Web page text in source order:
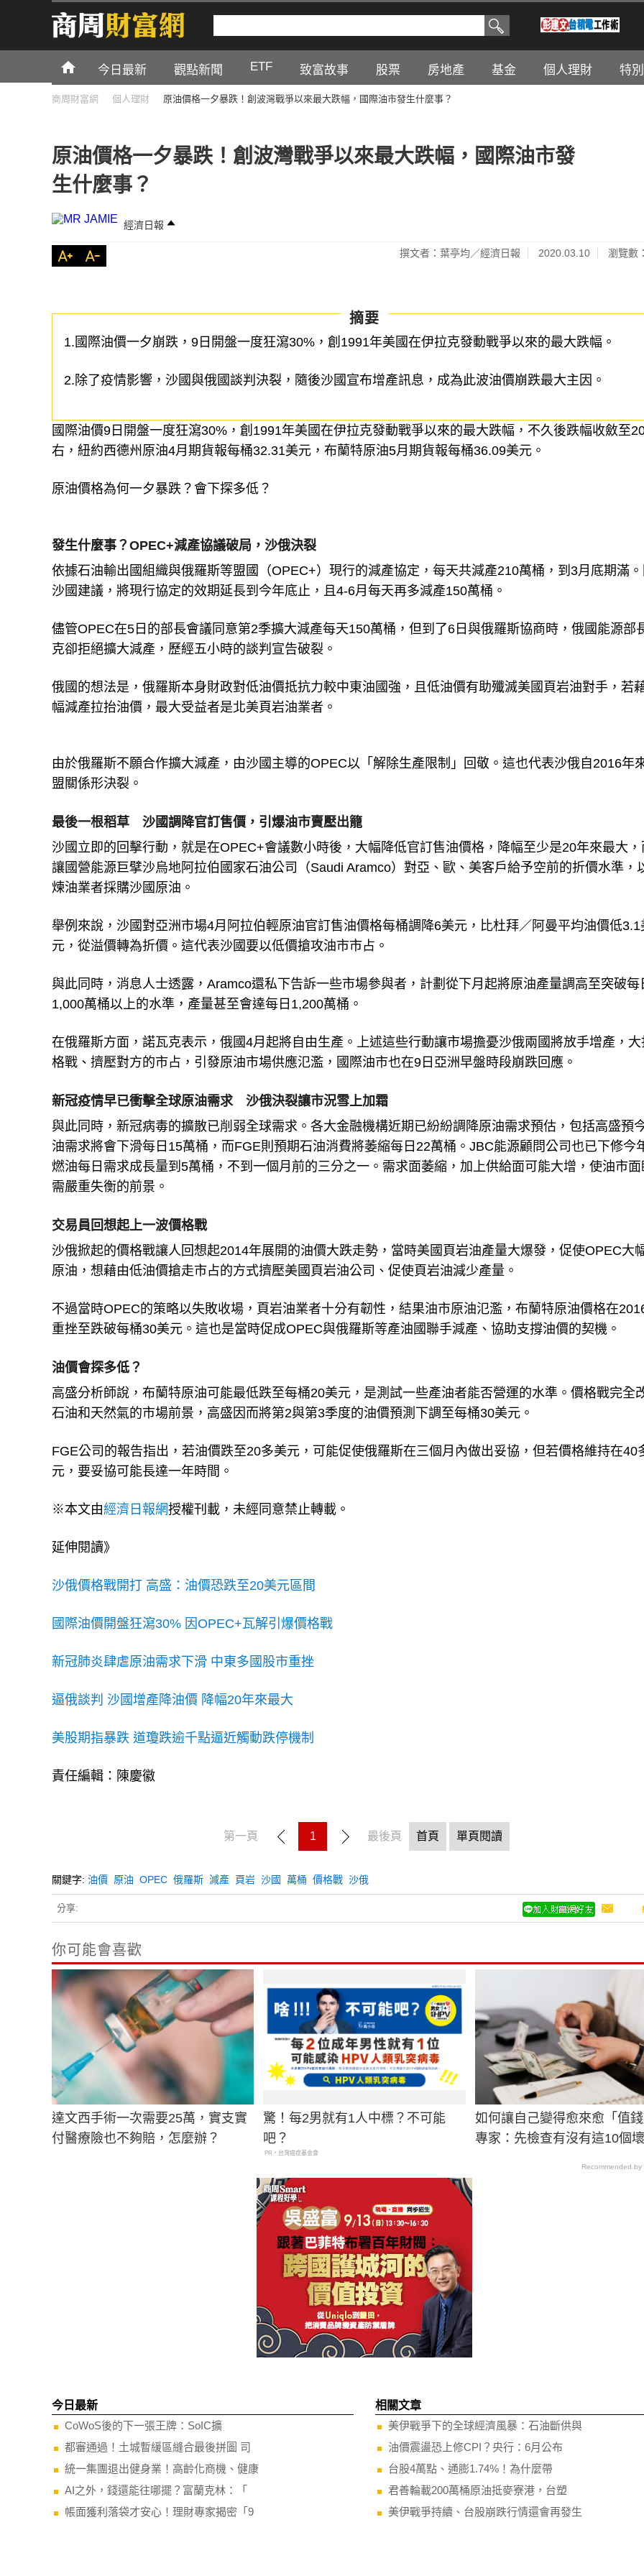
今日最新 觀點新聞 ETF 致富故事 股票 房地產 基金 個人理財 特
商周財富網 個人理財 原油價格一夕暴跌！創波灣戰爭以來最大跌幅，國際油市發生什麼事？
原油價格一夕暴跌！創波灣戰爭以來最大跌幅，國際油市發
生什麼事？
經濟日報
撰文者：葉亭均／經濟日報 2020.03.10 瀏覽數
摘要
1.國際油價一夕崩跌，9日開盤一度狂瀉30%，創1991年美國在伊拉克發動戰爭以來的最大跌幅。
2.除了疫情影響，沙國與俄國談判決裂，隨後沙國宣布增產訊息，成為此波油價崩跌最大主因。
國際油價9日開盤一度狂瀉30%，創1991年美國在伊拉克發動戰爭以來的最大跌幅，不久後跌幅收斂至
右，紐約西德州原油4月期貨報每桶32.31美元，布蘭特原油5月期貨報每桶36.09美元。
原油價格為何一夕暴跌？會下探多低？
發生什麼事？OPEC+減產協議破局，沙俄決裂
依據石油輸出國組織與俄羅斯等盟國（OPEC+）現行的減產協定，每天共減產210萬桶，到3月底期滿
沙國建議，將現行協定的效期延長到今年底止，且4-6月每天再多減產150萬桶。
儘管OPEC在5日的部長會議同意第2季擴大減產每天150萬桶，但到了6日與俄羅斯協商時，俄國能源部
克卻拒絕擴大減產，歷經五小時的談判宣告破裂。
俄國的想法是，俄羅斯本身財政對低油價抵抗力較中東油國強，且低油價有助殲滅美國頁岩油對手，若
幅減產拉抬油價，最大受益者是北美頁岩油業者。
由於俄羅斯不願合作擴大減產，由沙國主導的OPEC以「解除生產限制」回敬。這也代表沙俄自2016年
盟關係形決裂。
最後一根稻草 沙國調降官訂售價，引爆油市賣壓出籠
沙國立即的回擊行動，就是在OPEC+會議數小時後，大幅降低官訂售油價格，降幅至少是20年來最大，
讓國營能源巨擘沙烏地阿拉伯國家石油公司（Saudi Aramco）對亞、歐、美客戶給予空前的折價水準，
煉油業者採購沙國原油。
舉例來說，沙國對亞洲市場4月阿拉伯輕原油官訂售油價格每桶調降6美元，比杜拜／阿曼平均油價低3.1
元，從溢價轉為折價。這代表沙國要以低價搶攻油市市占。
與此同時，消息人士透露，Aramco還私下告訴一些市場參與者，計劃從下月起將原油產量調高至突破每
1,000萬桶以上的水準，產量甚至會達每日1,200萬桶。
在俄羅斯方面，諾瓦克表示，俄國4月起將自由生產。上述這些行動讓市場擔憂沙俄兩國將放手增產，大
格戰、擠壓對方的市占，引發原油市場供應氾濫，國際油市也在9日亞洲早盤時段崩跌回應。
新冠疫情早已衝擊全球原油需求 沙俄決裂讓市況雪上加霜
與此同時，新冠病毒的擴散已削弱全球需求。各大金融機構近期已紛紛調降原油需求預估，包括高盛預
油需求將會下滑每日15萬桶，而FGE則預期石油消費將萎縮每日22萬桶。JBC能源顧問公司也已下修今
燃油每日需求成長量到5萬桶，不到一個月前的三分之一。需求面萎縮，加上供給面可能大增，使油市面
需嚴重失衡的前景。
交易員回想起上一波價格戰
沙俄掀起的價格戰讓人回想起2014年展開的油價大跌走勢，當時美國頁岩油產量大爆發，促使OPEC大
原油，想藉由低油價搶走市占的方式擠壓美國頁岩油公司、促使頁岩油減少產量。
不過當時OPEC的策略以失敗收場，頁岩油業者十分有韌性，結果油市原油氾濫，布蘭特原油價格在
重挫至跌破每桶30美元。這也是當時促成OPEC與俄羅斯等產油國聯手減產、協助支撐油價的契機。
油價會探多低？
高盛分析師說，布蘭特原油可能最低跌至每桶20美元，是測試一些產油者能否營運的水準。價格戰完全
石油和天然氣的市場前景，高盛因而將第2與第3季度的油價預測下調至每桶30美元。
FGE公司的報告指出，若油價跌至20多美元，可能促使俄羅斯在三個月內做出妥協，但若價格維持在40
元，要妥協可能長達一年時間。
※本文由經濟日報網授權刊載，未經同意禁止轉載。
延伸閱讀》
沙俄價格戰開打 高盛：油價恐跌至20美元區間
國際油價開盤狂瀉30% 因OPEC+瓦解引爆價格戰
新冠肺炎肆虐原油需求下滑 中東多國股市重挫
逼俄談判 沙國增產降油價 降幅20年來最大
美股期指暴跌 道瓊跌逾千點逼近觸動跌停機制
責任編輯：陳慶徽
第一頁 1 最後頁 首頁 單頁閱讀
關鍵字: 油價 原油 OPEC 俄羅斯 減產 頁岩 沙國 萬桶 價格戰 沙俄
分享:
你可能會喜歡
達文西手術一次需要25萬，實支實
付醫療險也不夠賠，怎麼辦？
驚！每2男就有1人中標？不可能
吧？
PR・台灣癌症基金會
如何讓自己變得愈來愈「值
專家：先檢查有沒有這10個
Recommended by
今日最新
CoWoS後的下一張王牌：SoIC擴
都審通過！土城暫緩區縫合最後拼圖 司
統一集團退出健身業！高齡化商機、健康
AI之外，錢還能往哪擺？富蘭克林：「
帳面獲利落袋才安心！理財專家揭密「9
相關文章
美伊戰爭下的全球經濟風暴：石油斷供與
油價震盪恐上修CPI？央行：6月公布
台股4萬點、通膨1.74%！為什麼帶
君善輪載200萬桶原油抵麥寮港，台塑
美伊戰爭持續、台股崩跌行情還會再發生